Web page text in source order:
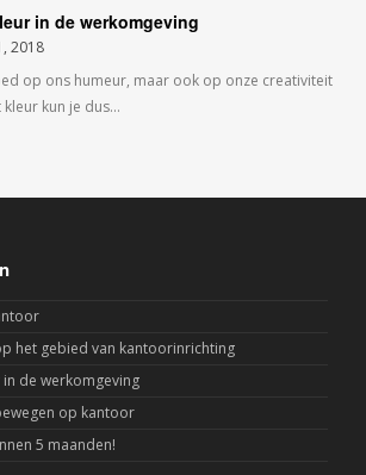
in de werkomgeving
2018
op ons humeur, maar ook op onze creativiteit
kun je dus…
het gebied van kantoorinrichting
de werkomgeving
op kantoor
5 maanden!